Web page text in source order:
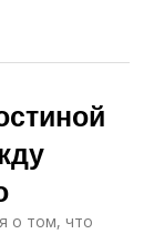
о том, что